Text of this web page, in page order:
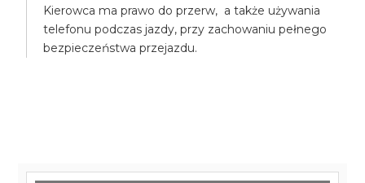
Kierowca ma prawo do przerw, a także używania
telefonu podczas jazdy, przy zachowaniu pełnego
bezpieczeństwa przejazdu.